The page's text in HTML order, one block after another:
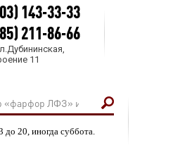
143-33-33
211-86-66
11
20, иногда суббота.